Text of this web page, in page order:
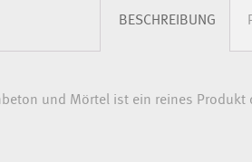
BESCHREIBUNG
und Mörtel ist ein reines Produkt